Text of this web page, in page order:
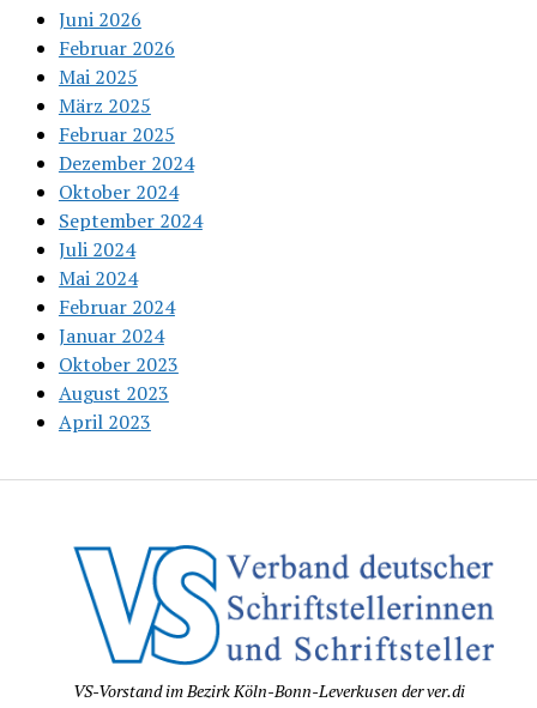
Juni 2026
Februar 2026
Mai 2025
März 2025
Februar 2025
Dezember 2024
Oktober 2024
September 2024
Juli 2024
Mai 2024
Februar 2024
Januar 2024
Oktober 2023
August 2023
April 2023
VS-Vorstand im Bezirk Köln-Bonn-Leverkusen der ver.di